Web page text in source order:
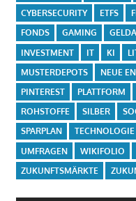
CYBERSECURITY
ETFS
FONDS
GAMING
INVESTMENT
IT KI
MUSTERDEPOTS
NEUE
PINTEREST
PLATTFORM
ROHSTOFFE
SILBER
SPARPLAN
TECHNOLOGIE
UMFRAGEN
WIKIFOLIO
ZUKUNFTSMÄRKTE